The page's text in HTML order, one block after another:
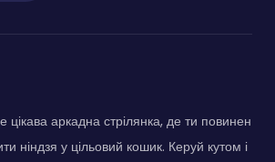
аркадна стрілянка, де ти повинен
ніндзя у цільовий кошик. Керуй кутом і